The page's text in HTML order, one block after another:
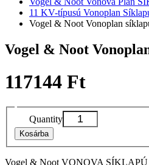
11 KV-típusú Vonoplan
Vogel & Noot Vonoplan
Vogel & Noot
117144 Ft
Quantity
Kosárba
Vogel & Noot VONOVA SÍKLAPÚ